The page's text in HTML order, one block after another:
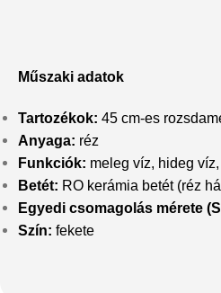
Műszaki adatok
Tartozékok: 45 cm-es
Anyaga: réz
Funkciók: meleg víz, hideg
Betét: RO kerámia betét (réz
Egyedi csomagolás mérete
Szín: fekete